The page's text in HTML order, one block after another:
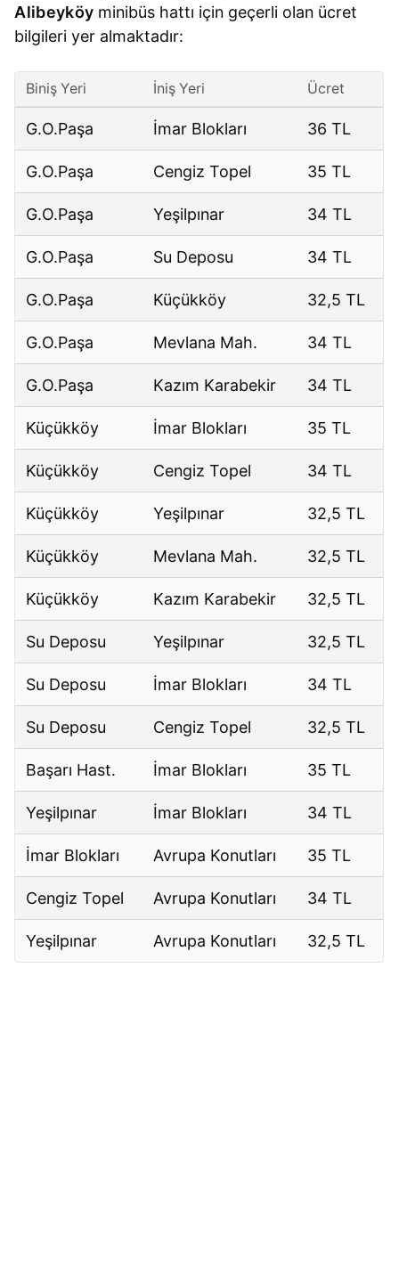
Alibeyköy minibüs hattı için geçerli olan ücret
bilgileri yer almaktadır:
Biniş Yeri İniş Yeri Ücret
G.O.Paşa İmar Blokları 36 TL
G.O.Paşa Cengiz Topel 35 TL
G.O.Paşa Yeşilpınar 34 TL
G.O.Paşa Su Deposu 34 TL
G.O.Paşa Küçükköy 32,5 TL
G.O.Paşa Mevlana Mah. 34 TL
G.O.Paşa Kazım Karabekir 34 TL
Küçükköy İmar Blokları 35 TL
Küçükköy Cengiz Topel 34 TL
Küçükköy Yeşilpınar 32,5 TL
Küçükköy Mevlana Mah. 32,5 TL
Küçükköy Kazım Karabekir 32,5 TL
Su Deposu Yeşilpınar 32,5 TL
Su Deposu İmar Blokları 34 TL
Su Deposu Cengiz Topel 32,5 TL
Başarı Hast. İmar Blokları 35 TL
Yeşilpınar İmar Blokları 34 TL
İmar Blokları Avrupa Konutları 35 TL
Cengiz Topel Avrupa Konutları 34 TL
Yeşilpınar Avrupa Konutları 32,5 TL